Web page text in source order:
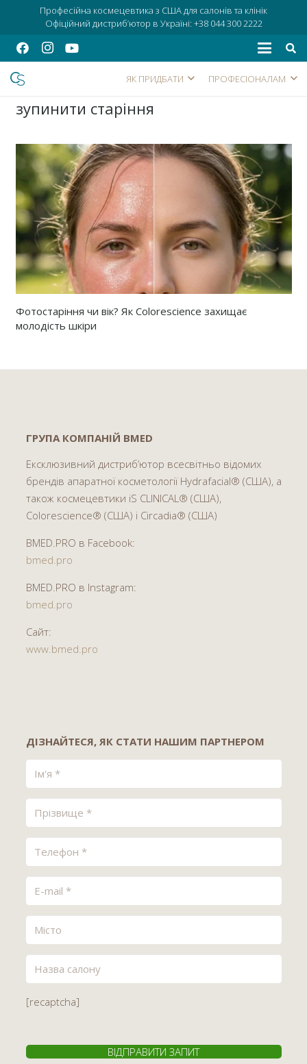
ЯК ПРИДБАТИ ПРОФЕСІОНАЛАМ
Професійна космецевтика з США для салонів та клінік
Офіційний дистриб’ютор в Україні: +38 044 300 2222
зупинити старіння
Фотостаріння чи вік? Як Colorescience захищає
молодість шкіри
ГРУПА КОМПАНІЙ BMED
Ексклюзивний дистриб’ютор всесвітньо відомих
брендів апаратної косметології Hydrafacial® (США), а
також космецевтики iS CLINICAL® (США),
Colorescience® (США) і Circadia® (США)
BMED.PRO в Facebook:
bmed.pro
BMED.PRO в Instagram:
bmed.pro
Сайт:
www.bmed.pro
ДІЗНАЙТЕСЯ, ЯК СТАТИ НАШИМ ПАРТНЕРОМ
[recaptcha]